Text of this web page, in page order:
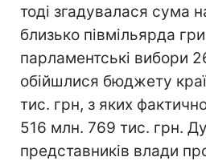
тоді згадувалася сума
близько півмільярда
парламентські вибори
обійшлися бюджету
тис. грн, з яких
516 млн. 769 тис. грн.
представників влади